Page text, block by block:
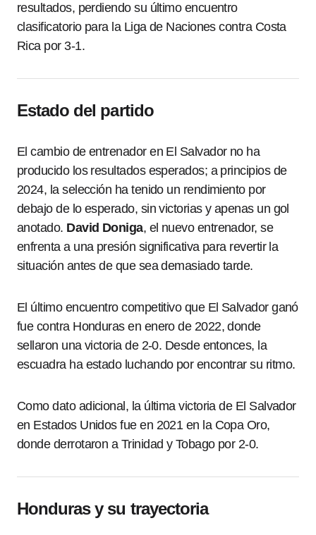
resultados, perdiendo su último encuentro
clasificatorio para la Liga de Naciones contra Costa
Rica por 3-1.
Estado del partido
El cambio de entrenador en El Salvador no ha
producido los resultados esperados; a principios de
2024, la selección ha tenido un rendimiento por
debajo de lo esperado, sin victorias y apenas un gol
anotado. David Doniga, el nuevo entrenador, se
enfrenta a una presión significativa para revertir la
situación antes de que sea demasiado tarde.
El último encuentro competitivo que El Salvador ganó
fue contra Honduras en enero de 2022, donde
sellaron una victoria de 2-0. Desde entonces, la
escuadra ha estado luchando por encontrar su ritmo.
Como dato adicional, la última victoria de El Salvador
en Estados Unidos fue en 2021 en la Copa Oro,
donde derrotaron a Trinidad y Tobago por 2-0.
Honduras y su trayectoria